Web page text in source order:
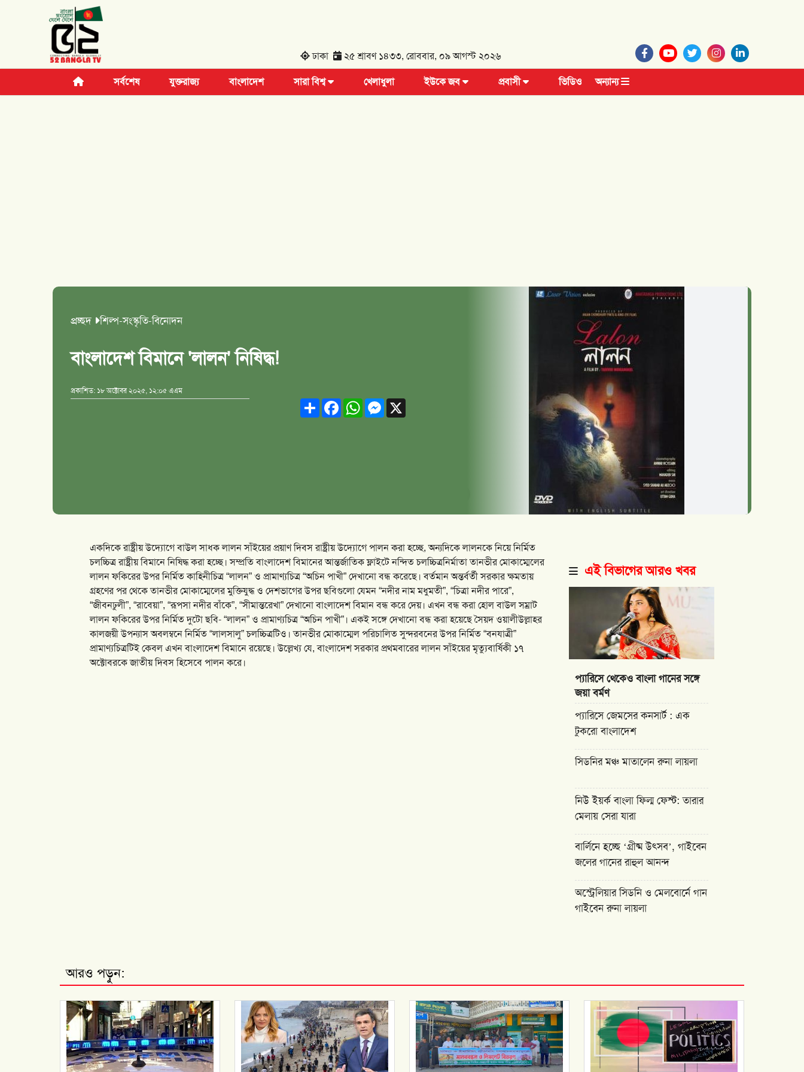
ঢাকা ২৫ শ্রাবণ ১৪৩৩, রোববার, ০৯ আগস্ট ২০২৬
সর্বশেষ যুক্তরাজ্য বাংলাদেশ সারা বিশ্ব খেলাধুলা ইউকে জব প্রবাসী ভিডিও অন্যান্য
প্রচ্ছদ শিল্প-সংস্কৃতি-বিনোদন
বাংলাদেশ বিমানে 'লালন' নিষিদ্ধ!
প্রকাশিত: ১৮ অক্টোবর ২০২৫, ১২:০৫ এএম
ShareFacebookWhatsAppMessenger
X
একদিকে রাষ্ট্রীয় উদ্যোগে বাউল সাধক লালন সাঁইয়ের প্রয়াণ দিবস রাষ্ট্রীয় উদ্যোগে পালন করা হচ্ছে, অন্যদিকে লালনকে নিয়ে নির্মিত
চলচ্চিত্র রাষ্ট্রীয় বিমানে নিষিদ্ধ করা হচ্ছে। সম্প্রতি বাংলাদেশ বিমানের আন্তর্জাতিক ফ্লাইটে নন্দিত চলচ্চিত্রনির্মাতা তানভীর মোকাম্মেলের
লালন ফকিরের উপর নির্মিত কাহিনীচিত্র “লালন” ও প্রামাণ্যচিত্র “অচিন পাখী” দেখানো বন্ধ করেছে। বর্তমান অন্তর্বর্তী সরকার ক্ষমতায়
গ্রহণের পর থেকে তানভীর মোকাম্মেলের মুক্তিযুদ্ধ ও দেশভাগের উপর ছবিগুলো যেমন “নদীর নাম মধুমতী”, “চিত্রা নদীর পারে”,
“জীবনঢুলী”, “রাবেয়া”, “রূপসা নদীর বাঁকে”, “সীমান্তরেখা” দেখানো বাংলাদেশ বিমান বন্ধ করে দেয়। এখন বন্ধ করা হোল বাউল সম্রাট
লালন ফকিরের উপর নির্মিত দুটো ছবি- “লালন” ও প্রামাণ্যচিত্র “অচিন পাখী”। একই সঙ্গে দেখানো বন্ধ করা হয়েছে সৈয়দ ওয়ালীউল্লাহর
কালজয়ী উপন্যাস অবলম্বনে নির্মিত “লালসালু” চলচ্চিত্রটিও। তানভীর মোকাম্মেল পরিচালিত সুন্দরবনের উপর নির্মিত “বনযাত্রী”
প্রামাণ্যচিত্রটিই কেবল এখন বাংলাদেশ বিমানে রয়েছে। উল্লেখ্য যে, বাংলাদেশ সরকার প্রথমবারের লালন সাঁইয়ের মৃত্যুবার্ষিকী ১৭
অক্টোবরকে জাতীয় দিবস হিসেবে পালন করে।
এই বিভাগের আরও খবর
প্যারিসে থেকেও বাংলা গানের সঙ্গে
জয়া বর্মণ
প্যারিসে জেমসের কনসার্ট : এক
টুকরো বাংলাদেশ
সিডনির মঞ্চ মাতালেন রুনা লায়লা
নিউ ইয়র্ক বাংলা ফিল্ম ফেস্ট: তারার
মেলায় সেরা যারা
বার্লিনে হচ্ছে ‘গ্রীষ্ম উৎসব’, গাইবেন
জলের গানের রাহুল আনন্দ
অস্ট্রেলিয়ার সিডনি ও মেলবোর্নে গান
গাইবেন রুনা লায়লা
আরও পড়ুন: